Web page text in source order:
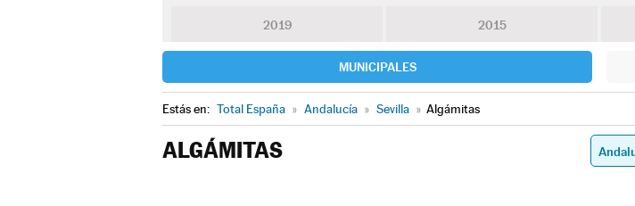
2019 2015
MUNICIPALES
Estás en: Total España » Andalucía » Sevilla » Algámitas
ALGÁMITAS